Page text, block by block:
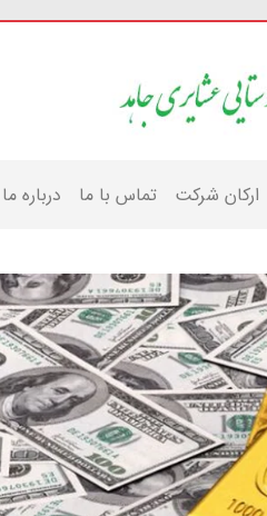
ارکان شرکت تماس با ما درباره ما